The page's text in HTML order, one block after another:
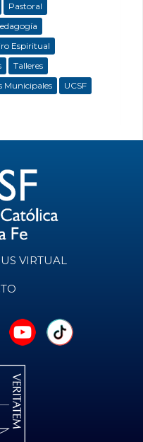
Pastoral
Espiritual
Talleres
Municipales UCSF
VIRTUAL